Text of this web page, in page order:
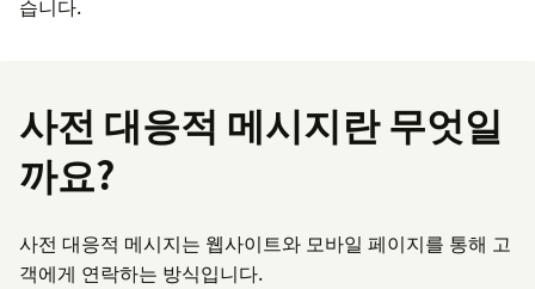
습니다.
사전 대응적 메시지란 무엇일
까요?
사전 대응적 메시지는 웹사이트와 모바일 페이지를 통해 고
객에게 연락하는 방식입니다.